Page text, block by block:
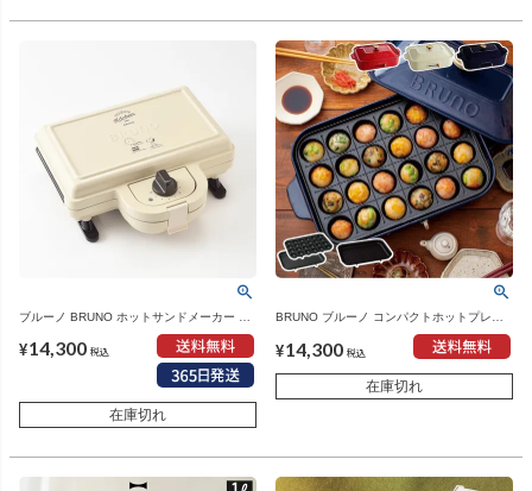
ブルーノ BRUNO ホットサンドメーカー ダ
電・ホットサンドメーカー
¥14,300 税込
在庫切れ
BRUNO ブルーノ コンパクトホットプレー
ト グリルプレートセット 本体＋3種プレー
ト | キッチン家電・ホットプレート
¥14,300 税込
在庫切れ